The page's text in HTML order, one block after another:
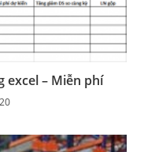
excel – Miễn phí